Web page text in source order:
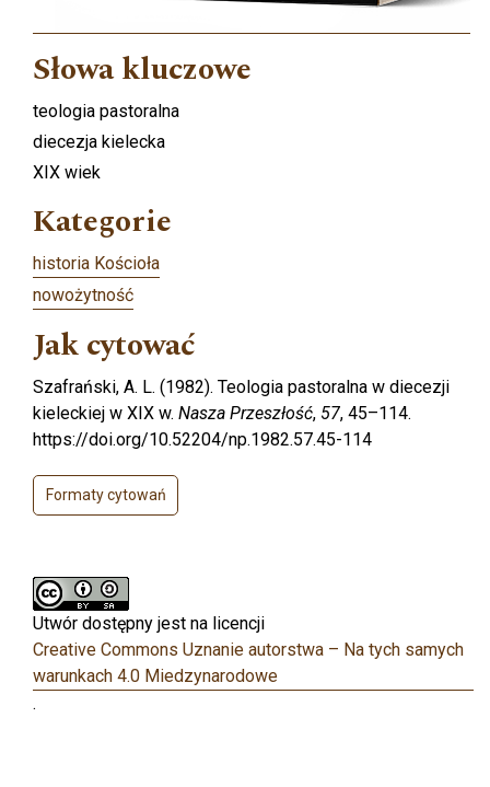
Słowa kluczowe
teologia pastoralna
diecezja kielecka
XIX wiek
Kategorie
historia Kościoła
nowożytność
Jak cytować
Szafrański, A. L. (1982). Teologia pastoralna w diecezji
kieleckiej w XIX w. Nasza Przeszłość, 57, 45–114.
https://doi.org/10.52204/np.1982.57.45-114
Formaty cytowań
Utwór dostępny jest na licencji
Creative Commons Uznanie autorstwa – Na tych samych
warunkach 4.0 Miedzynarodowe
.